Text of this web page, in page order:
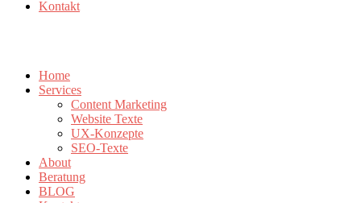
Kontakt
Home
Services
Content Marketing
Website Texte
UX-Konzepte
SEO-Texte
About
Beratung
BLOG